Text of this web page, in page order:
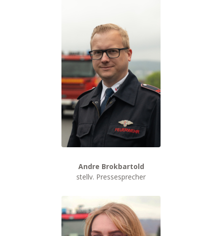
Andre Brokbartold
stellv. Pressesprecher